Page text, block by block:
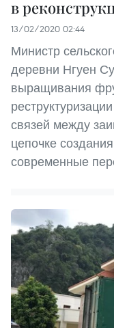
в
13/02/2020 02:44
Министр
деревни Нгуен
выращивания
связей между
цепочке
современные